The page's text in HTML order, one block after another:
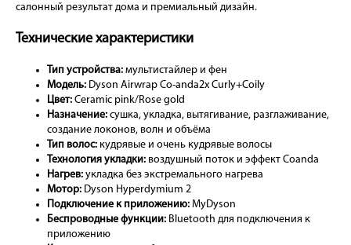
салонный результат дома и премиальный дизайн.
Технические характеристики
Тип устройства: мультистайлер и фен
Модель: Dyson Airwrap Co-anda2x Curly+Coily
Цвет: Ceramic pink/Rose gold
Назначение: сушка, укладка, вытягивание, разглаживание,
создание локонов, волн и объёма
Тип волос: кудрявые и очень кудрявые волосы
Технология укладки: воздушный поток и эффект Coanda
Нагрев: укладка без экстремального нагрева
Мотор: Dyson Hyperdymium 2
Подключение к приложению: MyDyson
Беспроводные функции: Bluetooth для подключения к
приложению